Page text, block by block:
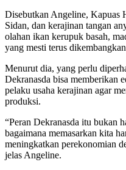
Disebutkan Angeline, Kapuas
Sidan, dan kerajinan tangan
olahan ikan kerupuk basah,
yang mesti terus
Menurut dia, yang perlu
Dekranasda bisa memberikan
pelaku usaha kerajinan agar
produksi.
“Peran Dekranasda itu bukan
bagaimana memasarkan kita
meningkatkan perekonomian
jelas Angeline.